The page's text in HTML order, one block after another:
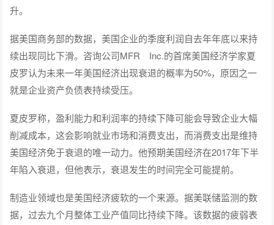
升。
据美国商务部的数据，美国企业的季度利润自去年年底以来持
续出现同比下滑。咨询公司MFR Inc.的首席美国经济学家夏
皮罗认为未来一年美国经济出现衰退的概率为50%，原因之一
就是企业资产负债表持续受压。
夏皮罗称，盈利能力和利润率的持续下降可能会导致企业大幅
削减成本，这会影响就业市场和消费支出，而消费支出是维持
美国经济免于衰退的唯一动力。他预期美国经济在2017年下半
年陷入衰退，但他表示，衰退发生的时间完全可能提前。
制造业领域也是美国经济疲软的一个来源。据美联储监测的数
据，过去九个月整体工业产值同比持续下降。该数据的疲弱表